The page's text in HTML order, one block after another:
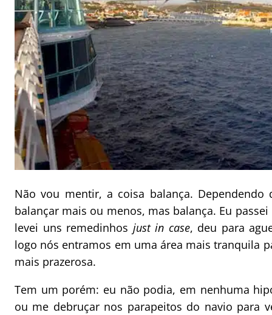
Não vou mentir, a coisa balança.
balançar mais ou menos, mas balança. Eu
levei uns remedinhos just in case, deu para
logo nós entramos em uma área mais tranquila
mais prazerosa.
Tem um porém: eu não podia, em nenhuma
ou me debruçar nos parapeitos do navio para